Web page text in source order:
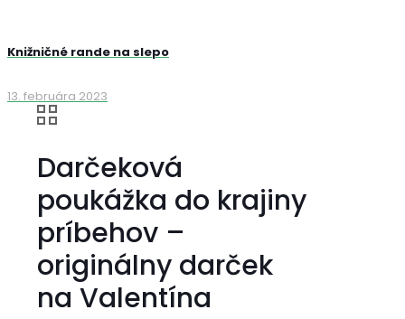
Knižničné rande na slepo
13. februára 2023
Darčeková
poukážka do krajiny
príbehov –
originálny darček
na Valentína